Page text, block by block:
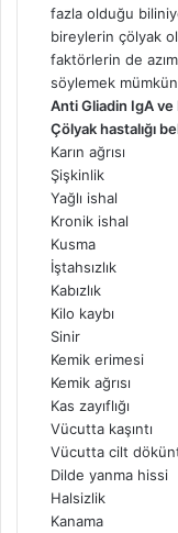
fazla olduğu
bireylerin çölyak
faktörlerin de
söylemek
Anti Gliadin IgA ve
Çölyak hastalığı
Karın ağrısı
Şişkinlik
Yağlı ishal
Kronik ishal
Kusma
İştahsızlık
Kabızlık
Kilo kaybı
Sinir
Kemik erimesi
Kemik ağrısı
Kas zayıflığı
Vücutta kaşıntı
Vücutta cilt
Dilde yanma hissi
Halsizlik
Kanama